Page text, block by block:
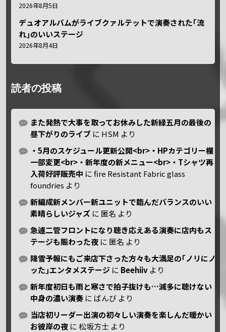
2026年8月5日
デュオアルバムがライブクァルテットで演奏された｢流
れ｣のいいステージ
2026年8月4日
読者の投稿
また発熱で大事を取ってお休みした新緑五月の最後の
昼下がりのライブ に HSM より
・5月のスケジュール更新公開<br>・HPカテゴリー欄
一部変更<br>・新年度の新メニュー<br>・Tシャツ再
入荷好評販売中 にfire Resistant Fabric glass
foundries より
新編成新メンバー新ユニットで臨んだバランスのいい
素晴らしいジャズ に 匿名 より
急遽二管フロントになり聴き応えある演奏に店内もス
テージも賑わった夜 に 匿名 より
降雪予報にもご来店下さった方々も大満足の｢ノリにノ
ッた｣エンタメステージ に Beehiiv より
新年度初日も雨と寒さで拍子抜けも…滅多に聴けない
中身の濃い演奏 に ばんび より
当店初リーダー出演の初々しい演奏を楽しんだ暖かい
お彼岸の夜 に松坂方士 より